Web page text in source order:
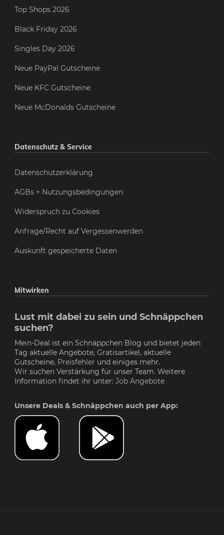
Top Shops 2026
Black Friday 2026
Singles Day 2026
Neue PayPal Gutscheine
Neue KFC Gutscheine
Neue McDonalds Gutscheine
Datenschutz & Service
Datenschutzerklärung
AGBs + Nutzungsbedingungen
Widerspruch zu Cookies
Anfrage/Recht auf Vergessenwerden
Auskunft gespeicherte Daten
Mitwirken
Lust mit dabei zu sein und Schnäppchen
suchen?
Mein-Deal ist ein Schnäppchen Blog und bietet jeden
Tag aktuelle Angebote, Gratisartikel, aktuelle
Gutscheine, Preisfehler und einiges mehr.
Wir suchen Verstärkung für unser Team. Weitere
Information findet ihr unter: Job Angebote
Unsere Deals & Schnäppchen auch per App: